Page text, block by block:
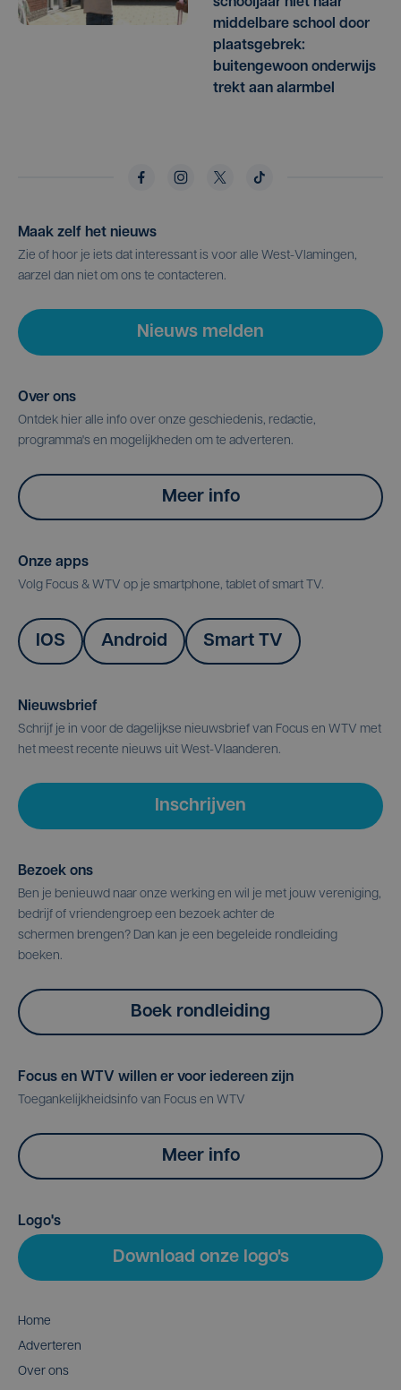
middelbare school door
plaatsgebrek:
buitengewoon onderwijs
trekt aan alarmbel
Maak zelf het nieuws
Zie of hoor je iets dat interessant is voor alle West-Vlamingen,
aarzel dan niet om ons te contacteren.
Nieuws melden
Over ons
Ontdek hier alle info over onze geschiedenis, redactie,
programma's en mogelijkheden om te adverteren.
Meer info
Onze apps
Volg Focus & WTV op je smartphone, tablet of smart TV.
IOS Android Smart TV
Nieuwsbrief
Schrijf je in voor de dagelijkse nieuwsbrief van Focus en WTV met
het meest recente nieuws uit West-Vlaanderen.
Inschrijven
Bezoek ons
Ben je benieuwd naar onze werking en wil je met jouw vereniging,
bedrijf of vriendengroep een bezoek achter de
schermen brengen? Dan kan je een begeleide rondleiding
boeken.
Boek rondleiding
Focus en WTV willen er voor iedereen zijn
Toegankelijkheidsinfo van Focus en WTV
Meer info
Logo's
Download onze logo's
Home
Adverteren
Over ons